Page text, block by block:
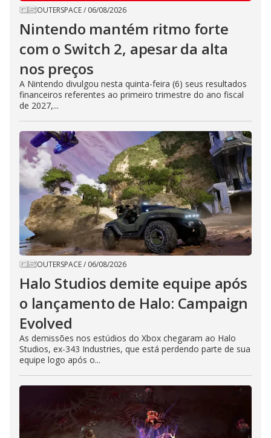
OUTERSPACE/ 06/08/2026
Nintendo mantém ritmo forte
com o Switch 2, apesar da alta
nos preços
A Nintendo divulgou nesta quinta-feira (6) seus resultados
financeiros referentes ao primeiro trimestre do ano fiscal
de 2027,...
OUTERSPACE/ 06/08/2026
Halo Studios demite equipe após
o lançamento de Halo: Campaign
Evolved
As demissões nos estúdios do Xbox chegaram ao Halo
Studios, ex-343 Industries, que está perdendo parte de sua
equipe logo após o...